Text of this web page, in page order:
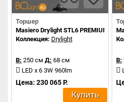
Торшер
Masiero Drylight STL6 PREMIUM
Коллекция: Drylight
В: 250 см Д: 68 см
LED x 6 3W 960lm
Цена: 230 065 Р.
Купить
В: